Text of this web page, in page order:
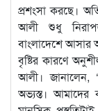
প্রশংসা করছে।
আলী শুধু
বাংলাদেশে আসার
বৃষ্টির কারণে
আলী। জানালেন,
অভ্যস্ত।